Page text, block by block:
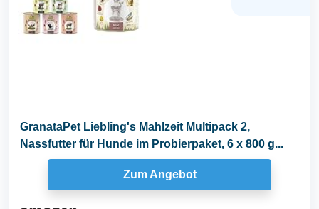
GranataPet Liebling's Mahlzeit Multipack 2,
Nassfutter für Hunde im Probierpaket, 6 x 800 g...
Zum Angebot